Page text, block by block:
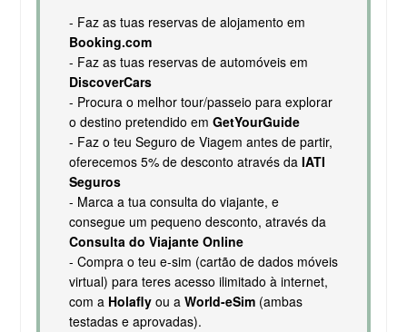
- Faz as tuas reservas de alojamento em
Booking.com
- Faz as tuas reservas de automóveis em
DiscoverCars
- Procura o melhor tour/passeio para explorar
o destino pretendido em GetYourGuide
- Faz o teu Seguro de Viagem antes de partir,
oferecemos 5% de desconto através da IATI
Seguros
- Marca a tua consulta do viajante, e
consegue um pequeno desconto, através da
Consulta do Viajante Online
- Compra o teu e-sim (cartão de dados móveis
virtual) para teres acesso ilimitado à internet,
com a Holaflyou a World-eSim(ambas
testadas e aprovadas).